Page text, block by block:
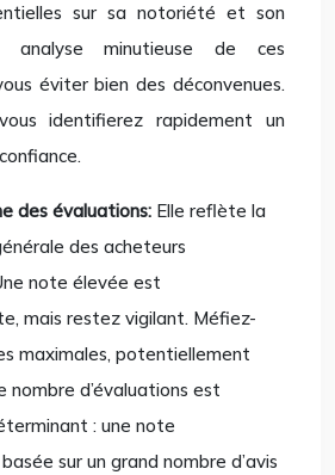
sur sa notoriété et son
analyse minutieuse de ces
éviter bien des déconvenues.
identifierez rapidement un
des évaluations: Elle reflète la
des acheteurs
note élevée est
mais restez vigilant. Méfiez-
maximales, potentiellement
nombre d’évaluations est
: une note
sur un grand nombre d’avis